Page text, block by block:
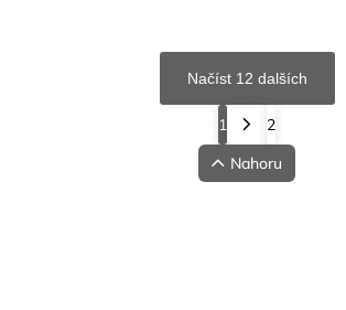
Načíst 12 dalších
1
2
Nahoru